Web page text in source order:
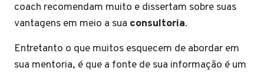
coach recomendam muito e dissertam sobre suas
vantagens em meio a sua consultoria.
Entretanto o que muitos esquecem de abordar em
sua mentoria, é que a fonte de sua informação é um